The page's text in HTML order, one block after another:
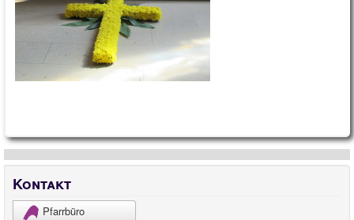
Kontakt
Pfarrbüro